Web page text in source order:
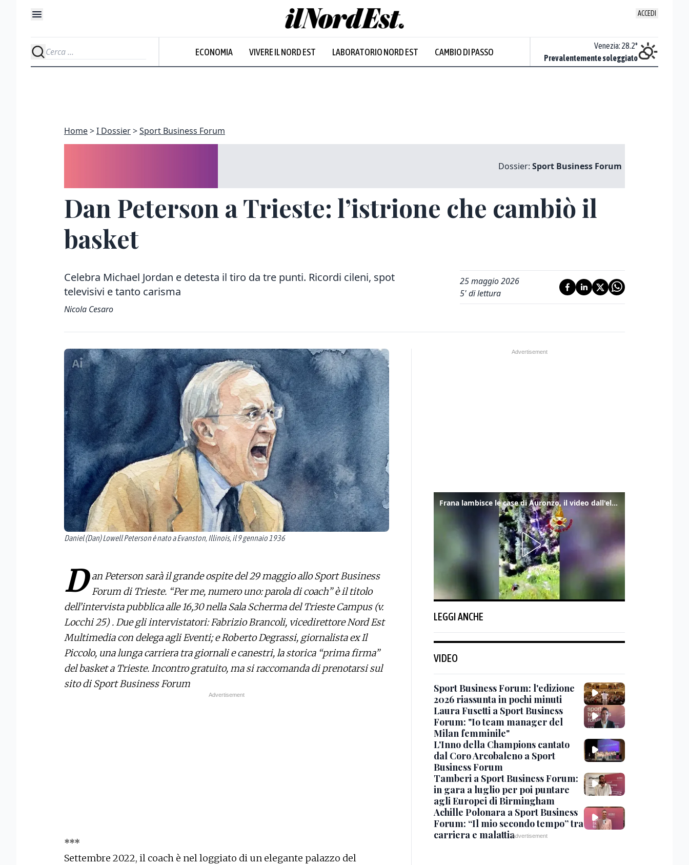
ACCEDI
ECONOMIA VIVERE IL NORD EST LABORATORIO NORD EST CAMBIO DI PASSO
Prevalentemente soleggiato
Venezia: 28.2°
Prevalentemente soleggiato
Home I Dossier Sport Business Forum
Dossier: Sport Business Forum
Dan Peterson a Trieste: l’istrione che cambiò il
basket
Celebra Michael Jordan e detesta il tiro da tre punti. Ricordi cileni, spot
televisivi e tanto carisma
Nicola Cesaro
25 maggio 2026
5' di lettura
Daniel (Dan) Lowell Peterson è nato a Evanston, Illinois, il 9 gennaio 1936
D an Peterson sarà il grande ospite del 29 maggio allo Sport Business
Forum di Trieste. “Per me, numero uno: parola di coach” è il titolo
dell’intervista pubblica alle 16,30 nella Sala Scherma del Trieste Campus (v.
Locchi 25) . Due gli intervistatori: Fabrizio Brancoli, vicedirettore Nord Est
Multimedia con delega agli Eventi; e Roberto Degrassi, giornalista ex Il
Piccolo, una lunga carriera tra giornali e canestri, la storica “prima firma”
del basket a Trieste. Incontro gratuito, ma si raccomanda di prenotarsi sul
sito di Sport Business Forum
***
Settembre 2022, il coach è nel loggiato di un elegante palazzo del
Frana lambisce le case di Auronzo, il video dall'elicottero dei vigili del fuoco
LEGGI ANCHE
VIDEO
Sport Business Forum: l'edizione
2026 riassunta in pochi minuti
Laura Fusetti a Sport Business
Forum: "Io team manager del
Milan femminile"
L'Inno della Champions cantato
dal Coro Arcobaleno a Sport
Business Forum
Tamberi a Sport Business Forum:
in gara a luglio per poi puntare
agli Europei di Birmingham
Achille Polonara a Sport Business
Forum: “Il mio secondo tempo” tra
carriera e malattia